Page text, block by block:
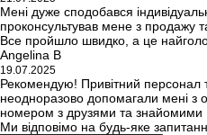
Мені дуже сподобався
проконсультував мене з продажу
Все пройшло швидко, а це
Angelina B
19.07.2025
Рекомендую! Привітний персонал
неодноразово допомагали мені з
номером з друзями та знайомими
Ми відповімо на будь-яке